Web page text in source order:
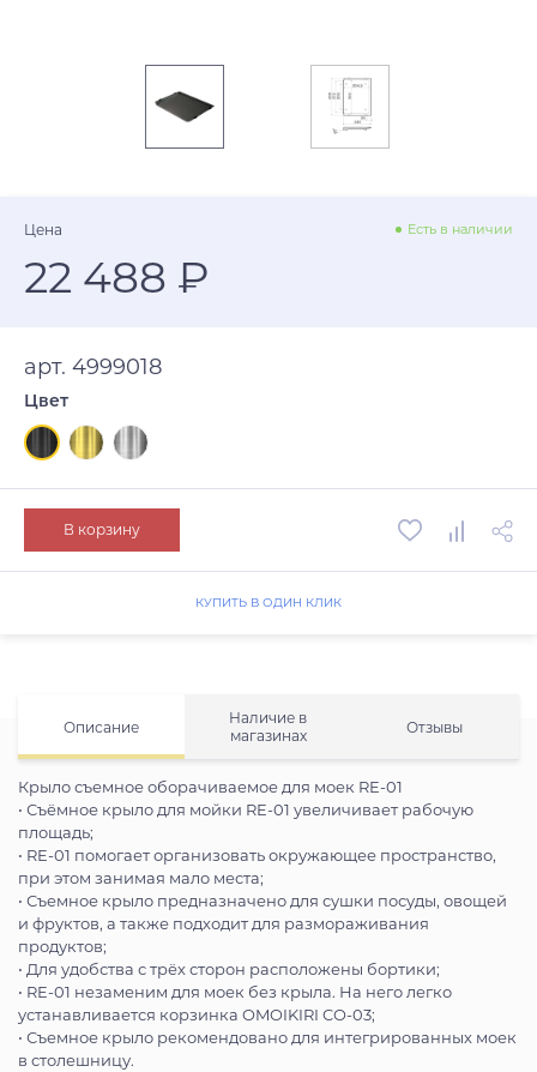
Описание
Наличие в
магазинах
Отзывы
Крыло съемное оборачиваемое для моек RE-01
• Съёмное крыло для мойки RE-01 увеличивает рабочую
площадь;
• RE-01 помогает организовать окружающее пространство,
при этом занимая мало места;
• Съемное крыло предназначено для сушки посуды, овощей
и фруктов, а также подходит для размораживания
продуктов;
• Для удобства с трёх сторон расположены бортики;
• RE-01 незаменим для моек без крыла. На него легко
устанавливается корзинка OMOIKIRI CO-03;
• Съемное крыло рекомендовано для интегрированных моек
в столешницу.
Цена Есть в наличии
22 488 ₽
арт. 4999018
Цвет
В корзину
КУПИТЬ В ОДИН КЛИК